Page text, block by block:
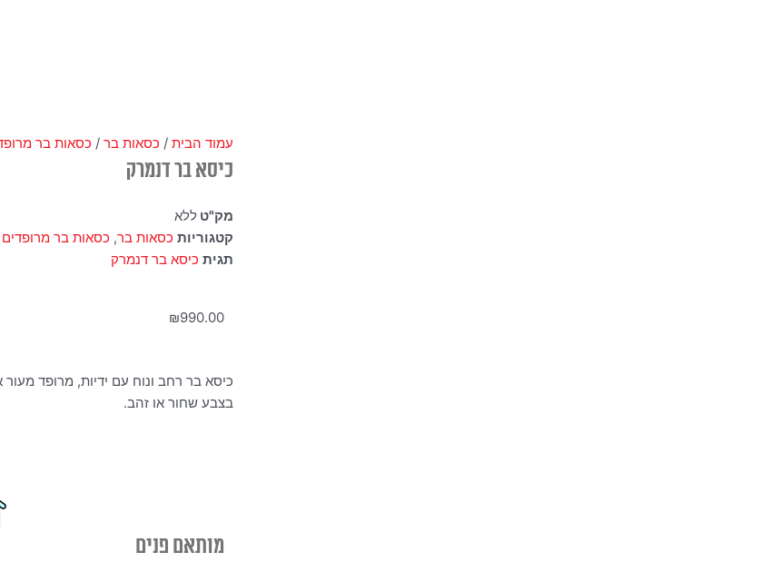
עמוד הבית / כסאות בר / כסאות בר
כיסא בר דנמרק
מק"ט ללא
קטגוריות כסאות בר, כסאות בר מרופדים
תגית כיסא בר דנמרק
₪990.00
כיסא בר רחב ונוח עם ידיות, מרופד
בצבע שחור או זהב.
מותאם פנים